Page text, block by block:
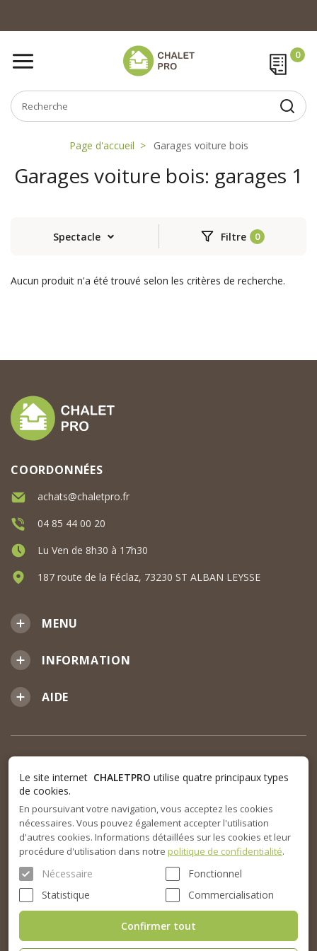
Page d'accueil Garages voiture bois
Garages voiture bois: garages 1
Spectacle Filtre
Aucun produit n'a été trouvé selon les critères de recherche.
MENU
INFORMATION
AIDE
COORDONNÉES
achats@chaletpro.fr
04 85 44 00 20
Lu Ven de 8h30 à 17h30
187 route de la Féclaz, 73230 ST ALBAN LEYSSE
Le site internet CHALETPRO utilise quatre principaux types
de cookies.
En poursuivant votre navigation, vous acceptez les cookies
nécessaires. Vous pouvez également accepter l'utilisation
d'autres cookies. Informations détaillées sur les cookies et leur
procédure d'utilisation dans notre politique de confidentialité.
Nécessaire
Fonctionnel
Statistique
Commercialisation
Confirmer tout